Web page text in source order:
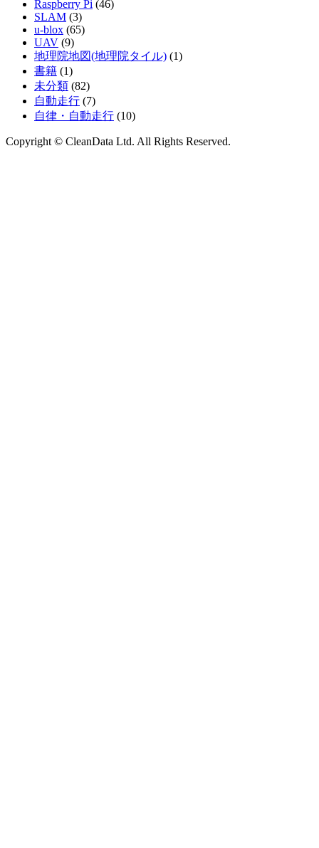
Raspberry Pi (46)
SLAM (3)
u-blox (65)
UAV (9)
地理院地図(地理院タイル) (1)
書籍 (1)
未分類 (82)
自動走行 (7)
自律・自動走行 (10)
Copyright © CleanData Ltd. All Rights Reserved.